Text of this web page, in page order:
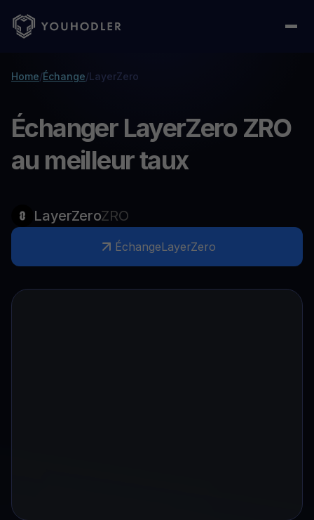
Home/Échange/LayerZero
Échanger LayerZero ZRO
au meilleur taux
LayerZeroZRO
ÉchangeLayerZero